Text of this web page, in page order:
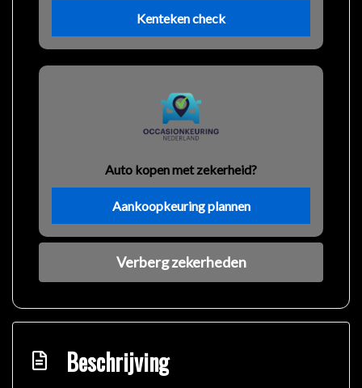
Kenteken check
Auto kopen met zekerheid?
Aankoopkeuring plannen
Verberg zekerheden
Beschrijving